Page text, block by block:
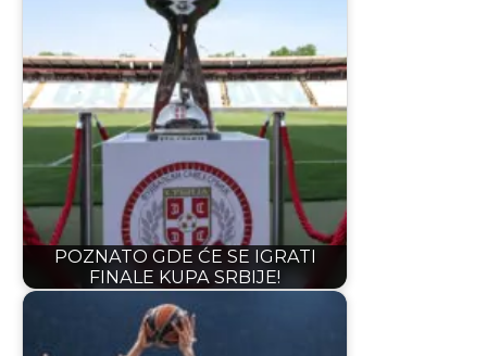
POZNATO GDE ĆE SE IGRATI
FINALE KUPA SRBIJE!